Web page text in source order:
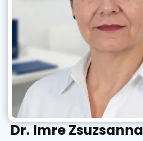
Dr. Imre Zsuzsanna